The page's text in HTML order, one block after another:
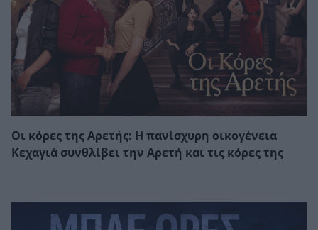
Οι κόρες της Αρετής: Η πανίσχυρη οικογένεια
Κεχαγιά συνθλίβει την Αρετή και τις κόρες της